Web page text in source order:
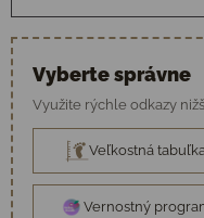
Vyberte správne
Využite rýchle odkazy
Veľkostná
Vernostný